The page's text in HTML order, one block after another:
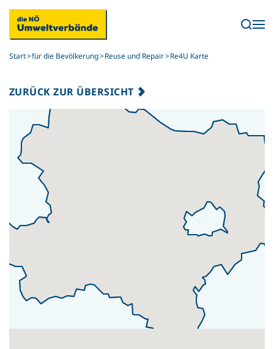
Skip to main content
Start für die Bevölkerung Reuse und Repair Re4U Karte
ZURÜCK ZUR ÜBERSICHT